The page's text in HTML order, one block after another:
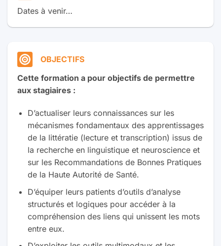
Dates à venir…
OBJECTIFS
Cette formation a pour objectifs de permettre
aux stagiaires :
D’actualiser leurs connaissances sur les
mécanismes fondamentaux des apprentissages
de la littératie (lecture et transcription) issus de
la recherche en linguistique et neuroscience et
sur les Recommandations de Bonnes Pratiques
de la Haute Autorité de Santé.
D’équiper leurs patients d’outils d’analyse
structurés et logiques pour accéder à la
compréhension des liens qui unissent les mots
entre eux.